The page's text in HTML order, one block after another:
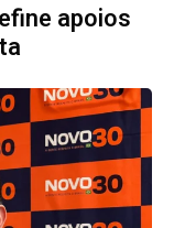
apoios